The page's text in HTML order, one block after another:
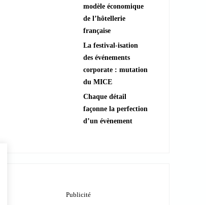
modèle économique
de l’hôtellerie
française
La festival-isation
des événements
corporate : mutation
du MICE
Chaque détail
façonne la perfection
d’un évènement